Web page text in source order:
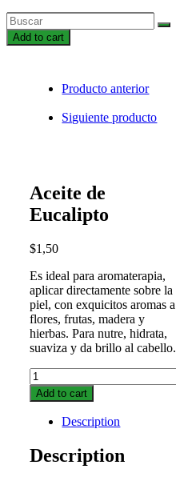
Aceite
de
Eucalipto
Add to cart
Producto anterior
Siguiente producto
Aceite de
Eucalipto
$1,50
Es ideal para aromaterapia,
aplicar directamente sobre la
piel, con exquicitos aromas a
flores, frutas, madera y
hierbas. Para nutre, hidrata,
suaviza y da brillo al cabello.
Aceite
de
Eucalipto
quantity
Add to cart
Description
Description